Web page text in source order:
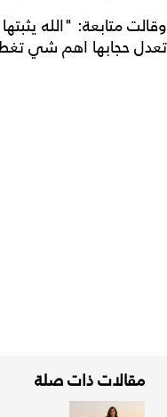
وقالت متابعة: "الله
تعدل حجابها اهم شي
مقالات ذات صلة